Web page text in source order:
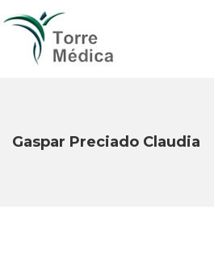
Gaspar Preciado Claudia